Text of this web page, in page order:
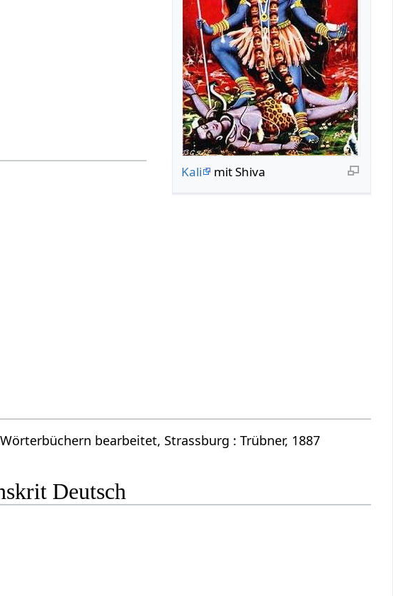
Kali mit Shiva
bearbeitet, Strassburg : Trübner, 1887
Deutsch